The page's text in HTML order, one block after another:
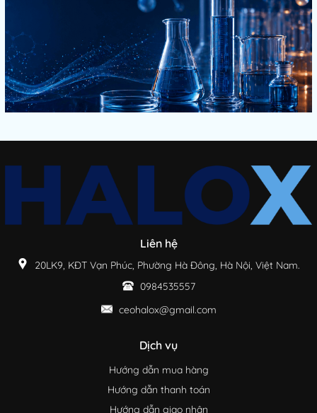
Liên hệ
20LK9, KĐT Vạn Phúc, Phường Hà Đông, Hà Nội, Việt Nam.
0984535557
ceohalox@gmail.com
Dịch vụ
Hướng dẫn mua hàng
Hướng dẫn thanh toán
Hướng dẫn giao nhận